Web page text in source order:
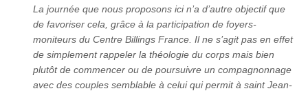
La journée que nous proposons ici n’a d’autre objectif que
de favoriser cela, grâce à la participation de foyers-
moniteurs du Centre Billings France. Il ne s’agit pas en effet
de simplement rappeler la théologie du corps mais bien
plutôt de commencer ou de poursuivre un compagnonnage
avec des couples semblable à celui qui permit à saint Jean-